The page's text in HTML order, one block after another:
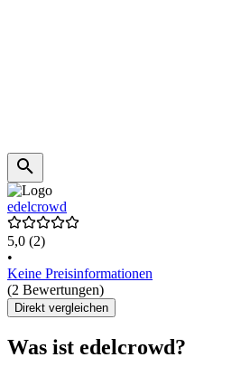
edelcrowd
5,0 (2)
•
Keine Preisinformationen
(2 Bewertungen)
Direkt vergleichen
Was ist edelcrowd?